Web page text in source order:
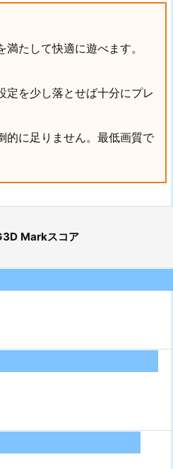
たして快適に遊べます。
定を少し落とせば十分にプレ
的に足りません。最低画質で
Markスコア